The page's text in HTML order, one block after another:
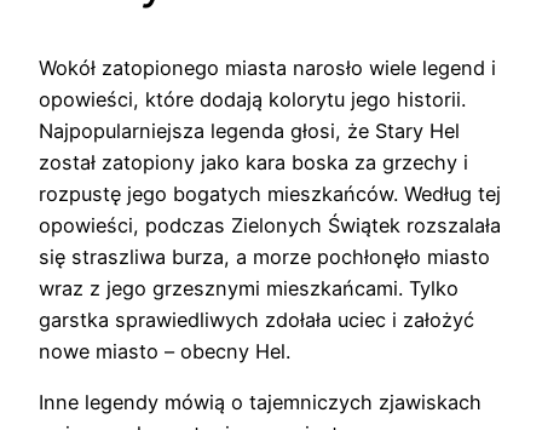
Wokół zatopionego miasta narosło wiele legend i
opowieści, które dodają kolorytu jego historii.
Najpopularniejsza legenda głosi, że Stary Hel
został zatopiony jako kara boska za grzechy i
rozpustę jego bogatych mieszkańców. Według tej
opowieści, podczas Zielonych Świątek rozszalała
się straszliwa burza, a morze pochłonęło miasto
wraz z jego grzesznymi mieszkańcami. Tylko
garstka sprawiedliwych zdołała uciec i założyć
nowe miasto – obecny Hel.
Inne legendy mówią o tajemniczych zjawiskach